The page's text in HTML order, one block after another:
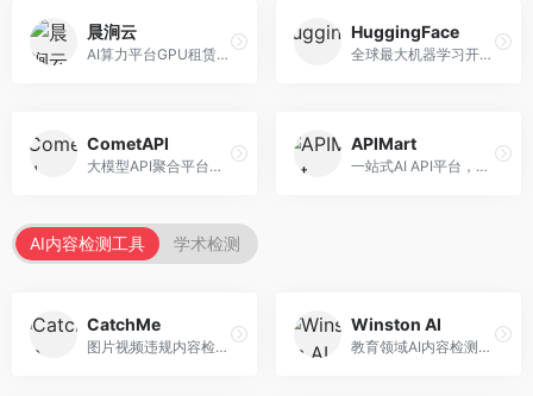
晨涧云
AI算力平台GPU租赁服务，专注于弹性算力。面向开发者和研究者，提供GPU租赁、弹性调度、成本优化等服务，算力灵活。
HuggingFace
全球最大机器学习开源社区，整合模型库与开发工具。面向AI研究者和开发者，提供开源模型、数据集、开发工具等资源，开源生态最完善。
CometAPI
大模型API聚合平台，整合多种AI模型服务。面向开发者，提供统一接口、模型切换、监控分析等服务，API管理便捷。
APIMart
一站式AI API平台，整合多种AI服务。面向开发者，提供模型API、图像处理、语音识别等服务，API种类丰富。
AI内容检测工具 学术检测
CatchMe
图片视频违规内容检测平台，专注于视觉内容安全。面向内容平台，提供图片审核、视频审核、直播监控等服务，视觉检测专业。
Winston AI
教育领域AI内容检测平台，专注于学术诚信。面向教育机构，提供AI内容检测、抄袭检测、报告生成等服务，教育适配性强。